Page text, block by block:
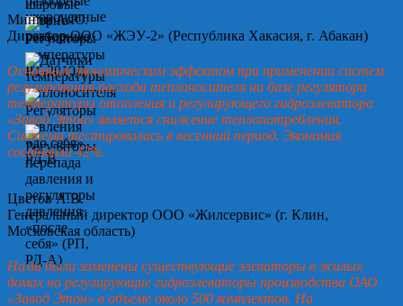
Минин А.Ю.
Директор ООО «ЖЭУ-2» (Республика Хакасия, г. Абакан)
Основным экономическим эффектом при применении систем
регулирования расхода теплоносителя на базе регулятора
температуры отопления и регулирующего гидроэлеватора
«Завод Этон» является снижение теплопотребления.
Система тестировалась в весенний период. Экономия
составила 42%.
Цветов А.В.
Генеральный директор ООО «Жилсервис» (г. Клин,
Московская область)
Нами были заменены существующие элеваторы в жилых
домах на регулирующие гидроэлеваторы производства ОАО
«Завод Этон» в объеме около 500 комплектов. На